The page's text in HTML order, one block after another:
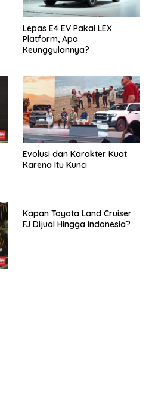
Lepas E4 EV Pakai LEX
Platform, Apa
Keunggulannya?
Evolusi dan Karakter Kuat
Karena Itu Kunci
Kapan Toyota Land Cruiser
FJ Dijual Hingga Indonesia?